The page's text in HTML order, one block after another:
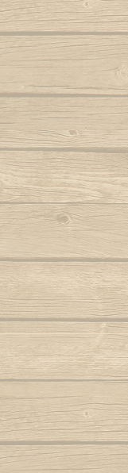
Autor :
Autor
Autor : Graduado
Berimbau
Autor :
Cade meu
Autor :
Capoeira
Autor :